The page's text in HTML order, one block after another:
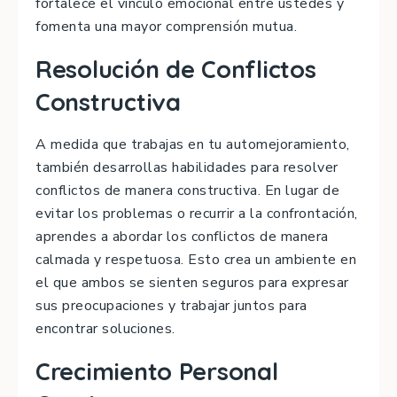
fomenta una mayor comprensión mutua.
Resolución de Conflictos
Constructiva
A medida que trabajas en tu automejoramiento,
también desarrollas habilidades para resolver
conflictos de manera constructiva. En lugar de
evitar los problemas o recurrir a la confrontación,
aprendes a abordar los conflictos de manera
calmada y respetuosa. Esto crea un ambiente en
el que ambos se sienten seguros para expresar
sus preocupaciones y trabajar juntos para
encontrar soluciones.
Crecimiento Personal